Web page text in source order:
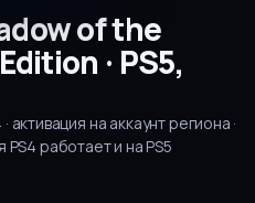
of the
· PS5,
· активация на аккаунт региона ·
PS4 работает и на PS5